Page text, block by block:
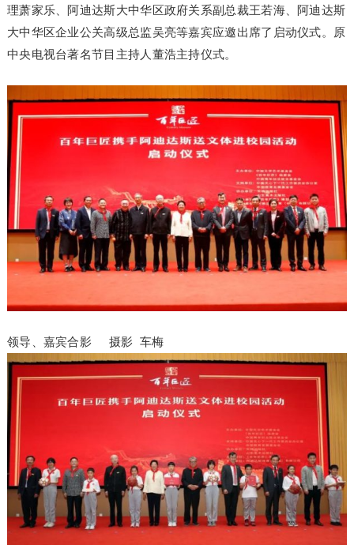
理萧家乐、阿迪达斯大中华区政府关系副总裁王若海、阿迪达斯
大中华区企业公关高级总监吴亮等嘉宾应邀出席了启动仪式。原
中央电视台著名节目主持人董浩主持仪式。
领导、嘉宾合影 摄影 车梅